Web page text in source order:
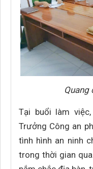
Quang
Tại buổi làm
Trưởng Công an
tình hình an ninh
trong thời gian